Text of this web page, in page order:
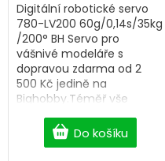
Do košíku
Digitální robotické servo
780-LV200 60g/0,14s/35kg
/200° BH Servo pro
vášnivé modeláře s
dopravou zdarma od 2
500 Kč jedině na
Bighobby.Téměř vše
skladem, ihned k odeslání.